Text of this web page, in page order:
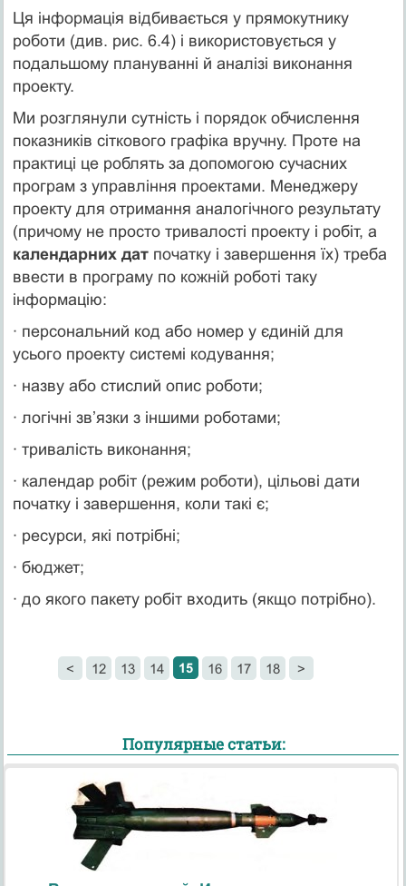
Ця інформація відбивається у прямокутнику
роботи (див. рис. 6.4) і використовується у
подальшому плануванні й аналізі виконання
проекту.
Ми розглянули сутність і порядок обчислення
показників сіткового графіка вручну. Проте на
практиці це роблять за допомогою сучасних
програм з управління проектами. Менеджеру
проекту для отримання аналогічного результату
(причому не просто тривалості проекту і робіт, а
календарних датпочатку і завершення їх) треба
ввести в програму по кожній роботі таку
інформацію:
· персональний код або номер у єдиній для
усього проекту системі кодування;
· назву або стислий опис роботи;
· логічні зв’язки з іншими роботами;
· тривалість виконання;
· календар робіт (режим роботи), цільові дати
початку і завершення, коли такі є;
· ресурси, які потрібні;
· бюджет;
· до якого пакету робіт входить (якщо потрібно).
< 12 13 14 15 16 17 18 >
Популярные статьи: